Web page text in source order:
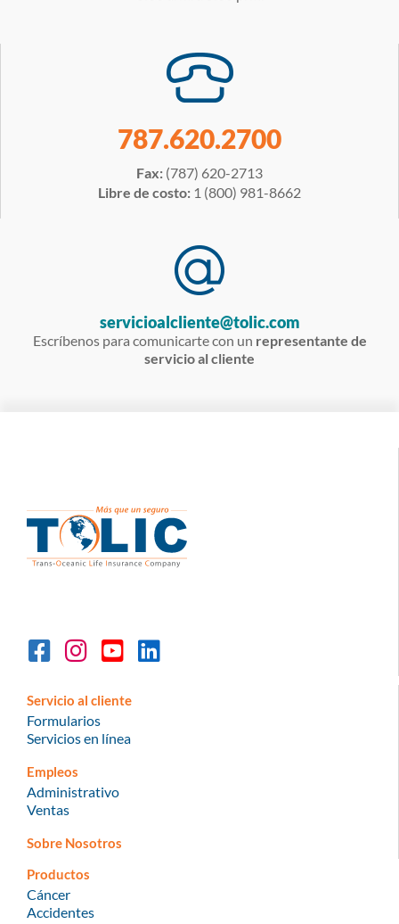
787.620.2700
Fax: (787) 620-2713
Libre de costo: 1 (800) 981-8662
servicioalcliente@tolic.com
Escríbenos para comunicarte con un representante de
servicio al cliente
Servicio al cliente
Formularios
Servicios en línea
Empleos
Administrativo
Ventas
Sobre Nosotros
Productos
Cáncer
Accidentes